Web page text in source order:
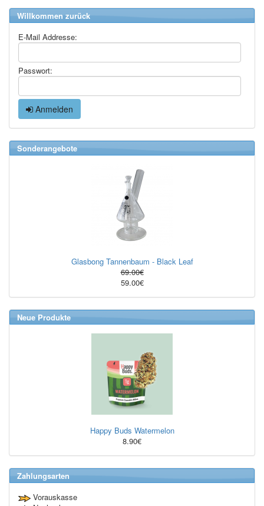
Willkommen zurück
E-Mail Addresse:
Passwort:
Anmelden
Sonderangebote
Glasbong Tannenbaum - Black Leaf
69.00€
59.00€
Neue Produkte
Happy Buds Watermelon
8.90€
Zahlungsarten
Vorauskasse